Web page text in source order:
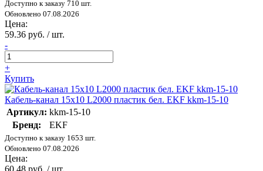
Доступно к заказу 710 шт.
Обновлено 07.08.2026
Цена:
59.36 руб. / шт.
-
+
Купить
Кабель-канал 15х10 L2000 пластик бел. EKF kkm-15-10
Артикул: kkm-15-10
Бренд:
EKF
Доступно к заказу 1653 шт.
Обновлено 07.08.2026
Цена:
60.48 руб. / шт.